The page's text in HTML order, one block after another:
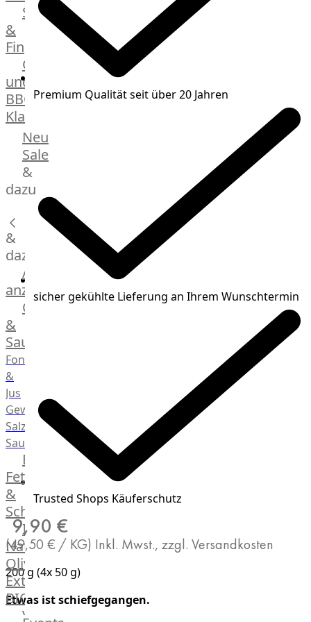
GOURMET
Manufaktur
Bratwurstsets
Toppings
Hackfleisch
Aufschnitt
Schinken
Streetfood
&
Fingerfood
Grill-
und
BBQ-
Klassiker
Beilagen
Brot
Brötchen
Burger
Buns
&
Hot
Dog
Brötchen
Desserts
Neu
Sale
&
dazu
&
dazu
Alle
anzeigen
Gewürze
&
Saucen
Fonds
&
Jus
Gewürze
Salz
Saucen
Butter,
Fett
&
Schmalz
ItalianBar
Natives
Olivenöl
Extra
BIO
Veggie
Premium Qualität seit über 20 Jahren
sicher gekühlte Lieferung an Ihrem Wunschtermin
Trusted Shops Käuferschutz
9,90 €
(49,50 € / KG) Inkl. Mwst., zzgl. Versandkosten
200 g (4x 50 g)
Etwas ist schiefgegangen.